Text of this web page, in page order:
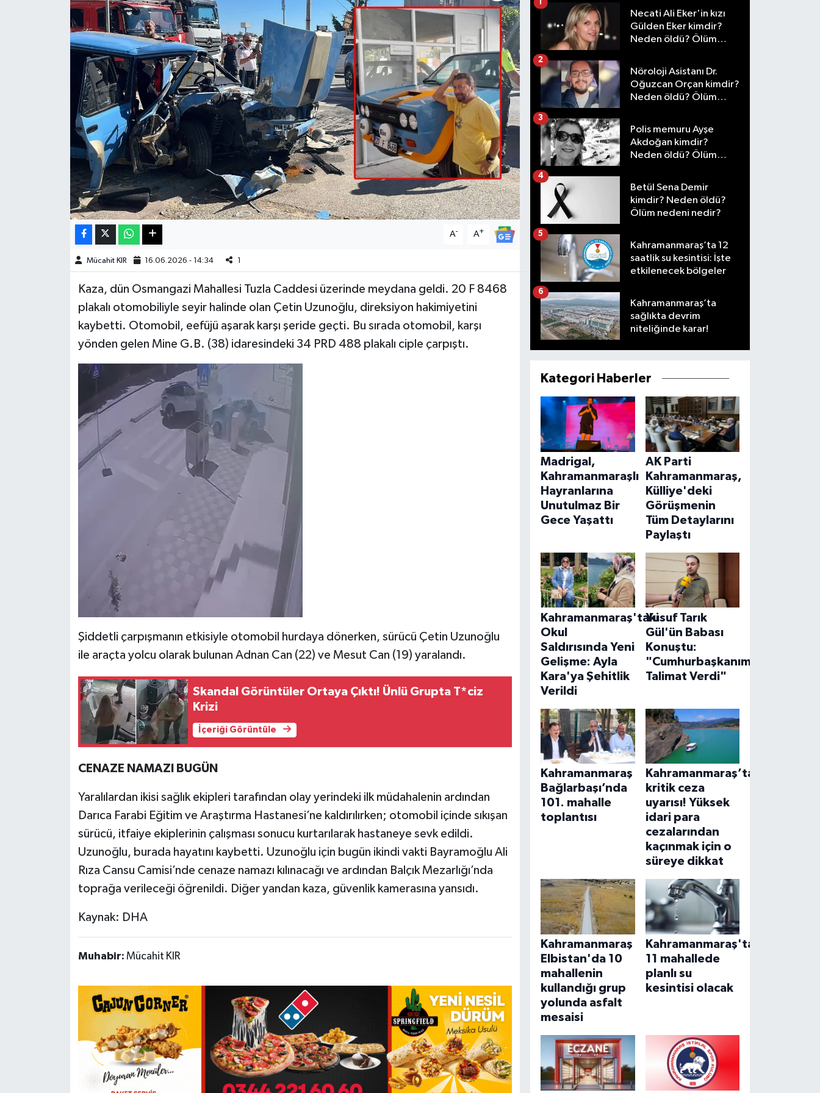
A- A+
Mücahit KIR 16.06.2026 - 14:34 1
Kaza, dün Osmangazi Mahallesi Tuzla Caddesi üzerinde meydana geldi. 20 F 8468
plakalı otomobiliyle seyir halinde olan Çetin Uzunoğlu, direksiyon hakimiyetini
kaybetti. Otomobil, eefüjü aşarak karşı şeride geçti. Bu sırada otomobil, karşı
yönden gelen Mine G.B. (38) idaresindeki 34 PRD 488 plakalı ciple çarpıştı.
Şiddetli çarpışmanın etkisiyle otomobil hurdaya dönerken, sürücü Çetin Uzunoğlu
ile araçta yolcu olarak bulunan Adnan Can (22) ve Mesut Can (19) yaralandı.
Skandal Görüntüler Ortaya Çıktı! Ünlü Grupta T*ciz
Krizi
İçeriği Görüntüle
CENAZE NAMAZI BUGÜN
Yaralılardan ikisi sağlık ekipleri tarafından olay yerindeki ilk müdahalenin ardından
Darıca Farabi Eğitim ve Araştırma Hastanesi’ne kaldırılırken; otomobil içinde sıkışan
sürücü, itfaiye ekiplerinin çalışması sonucu kurtarılarak hastaneye sevk edildi.
Uzunoğlu, burada hayatını kaybetti. Uzunoğlu için bugün ikindi vakti Bayramoğlu Ali
Rıza Cansu Camisi’nde cenaze namazı kılınacağı ve ardından Balçık Mezarlığı’nda
toprağa verileceği öğrenildi. Diğer yandan kaza, güvenlik kamerasına yansıdı.
Kaynak: DHA
Muhabir: Mücahit KIR
Necati Ali Eker'in kızı
Gülden Eker kimdir?
Neden öldü? Ölüm
1
Nöroloji Asistanı Dr.
Oğuzcan Orçan kimdir?
Neden öldü? Ölüm
2
Polis memuru Ayşe
Akdoğan kimdir?
Neden öldü? Ölüm
3
Betül Sena Demir
kimdir? Neden öldü?
Ölüm nedeni nedir?
4
Kahramanmaraş’ta 12
saatlik su kesintisi: İşte
etkilenecek bölgeler
5
Kahramanmaraş’ta
sağlıkta devrim
niteliğinde karar!
6
Kategori Haberler
Madrigal,
Kahramanmaraşlı
Hayranlarına
Unutulmaz Bir
Gece Yaşattı
AK Parti
Kahramanmaraş,
Külliye'deki
Görüşmenin
Tüm Detaylarını
Paylaştı
Kahramanmaraş'taki
Okul
Saldırısında Yeni
Gelişme: Ayla
Kara'ya Şehitlik
Verildi
Yusuf Tarık
Gül'ün Babası
Konuştu:
"Cumhurbaşkanımız
Talimat Verdi"
Kahramanmaraş
Bağlarbaşı’nda
101. mahalle
toplantısı
Kahramanmaraş’ta
kritik ceza
uyarısı! Yüksek
idari para
cezalarından
kaçınmak için o
süreye dikkat
Kahramanmaraş
Elbistan'da 10
mahallenin
kullandığı grup
yolunda asfalt
mesaisi
Kahramanmaraş'ta
11 mahallede
planlı su
kesintisi olacak
Haberde İnsan
Kültür Sanat
Manşet Altı
Manşetler
Resmi İlan
SürManşet
KAHRAMANMARAŞ